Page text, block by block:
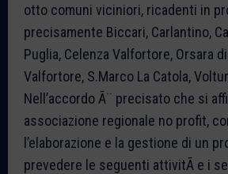
otto comuni viciniori, ricadenti in
precisamente Biccari, Carlantino,
Puglia, Celenza Valfortore, Orsara
Valfortore, S.Marco La Catola,
Nell’accordo Ã¨ precisato che si
associazione regionale no profit,
l’elaborazione e la gestione di un
prevedere le seguenti attivitÃ e i